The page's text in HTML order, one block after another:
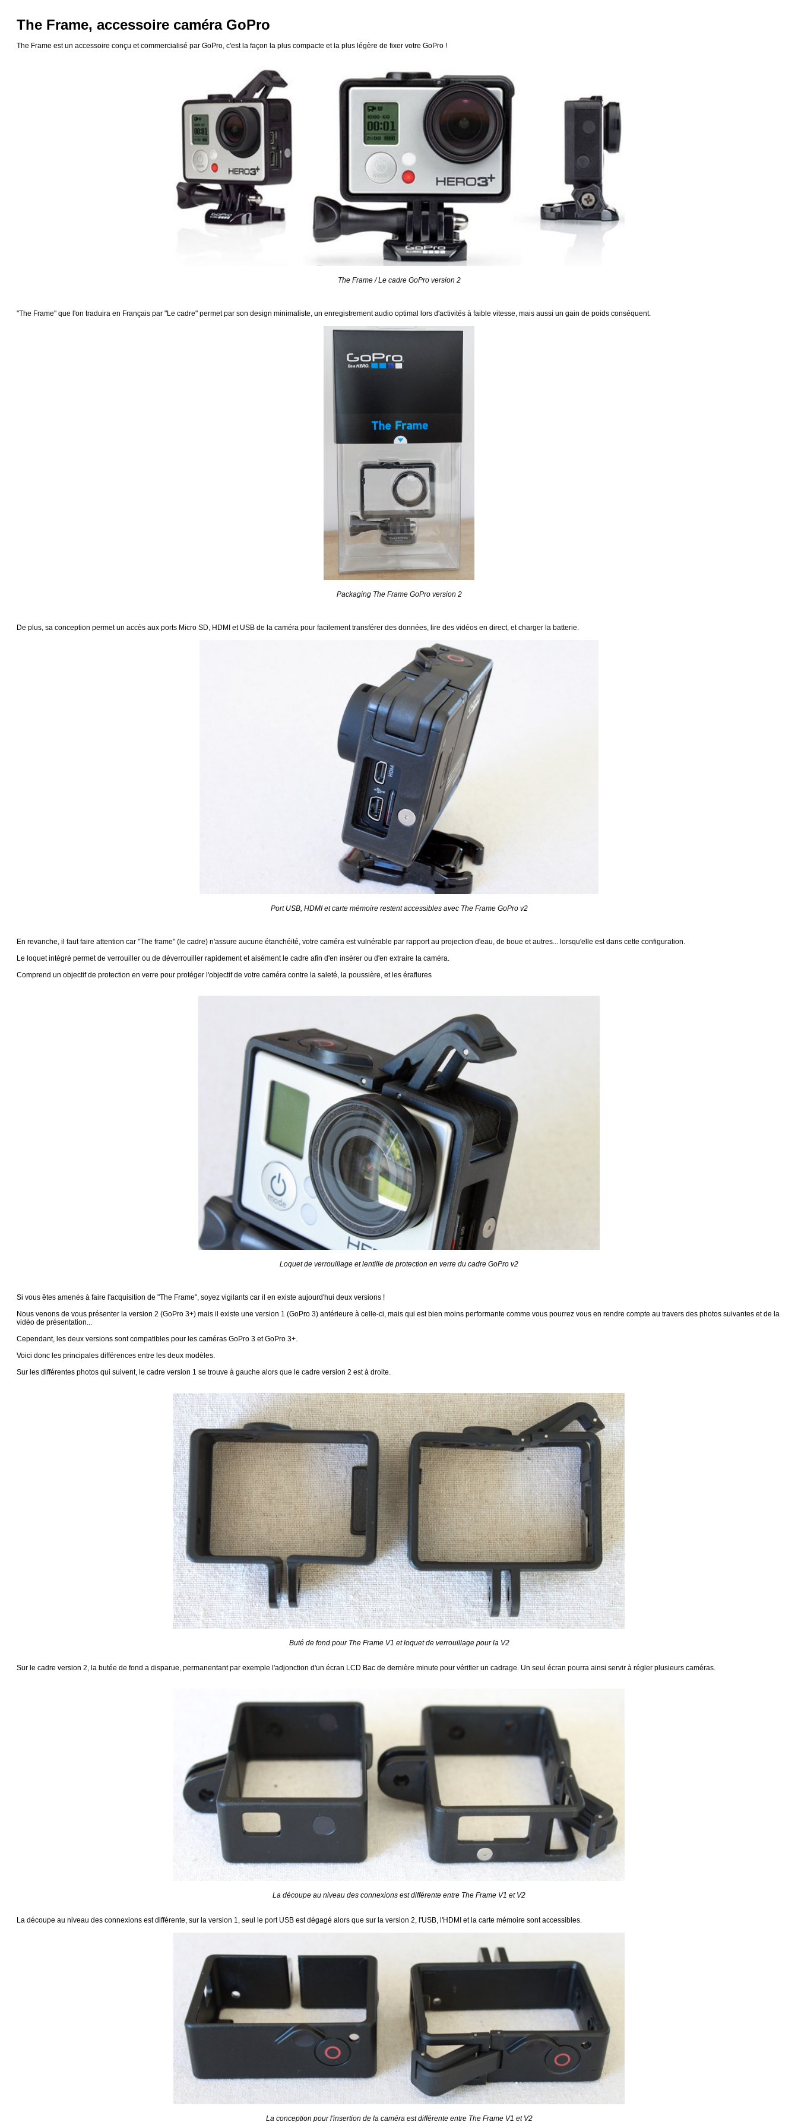
The Frame, accessoire caméra GoPro
The Frame est un accessoire conçu et commercialisé par GoPro, c'est la façon la plus compacte et la plus légère de fixer votre GoPro !
The Frame / Le cadre GoPro version 2
"The Frame" que l'on traduira en Français par "Le cadre" permet par son design minimaliste, un enregistrement audio optimal lors d'activités à faible vitesse, mais aussi un gain de poids conséquent.
Packaging The Frame GoPro version 2
De plus, sa conception permet un accès aux ports Micro SD, HDMI et USB de la caméra pour facilement transférer des données, lire des vidéos en direct, et charger la batterie.
Port USB, HDMI et carte mémoire restent accessibles avec The Frame GoPro v2
En revanche, il faut faire attention car "The frame" (le cadre) n'assure aucune étanchéité, votre caméra est vulnérable par rapport au projection d'eau, de boue et autres... lorsqu'elle est dans cette configuration.
Le loquet intégré permet de verrouiller ou de déverrouiller rapidement et aisément le cadre afin d'en insérer ou d'en extraire la caméra.
Comprend un objectif de protection en verre pour protéger l'objectif de votre caméra contre la saleté, la poussière, et les éraflures
Loquet de verrouillage et lentille de protection en verre du cadre GoPro v2
Si vous êtes amenés à faire l'acquisition de "The Frame", soyez vigilants car il en existe aujourd'hui deux versions !
Nous venons de vous présenter la version 2 (GoPro 3+) mais il existe une version 1 (GoPro 3) antérieure à celle-ci, mais qui est bien moins performante comme vous pourrez vous en rendre compte au travers des photos suivantes et de la
vidéo de présentation...
Cependant, les deux versions sont compatibles pour les caméras GoPro 3 et GoPro 3+.
Voici donc les principales différences entre les deux modèles.
Sur les différentes photos qui suivent, le cadre version 1 se trouve à gauche alors que le cadre version 2 est à droite.
Buté de fond pour The Frame V1 et loquet de verrouillage pour la V2
Sur le cadre version 2, la butée de fond a disparue, permanentant par exemple l'adjonction d'un écran LCD Bac de dernière minute pour vérifier un cadrage. Un seul écran pourra ainsi servir à régler plusieurs caméras.
La découpe au niveau des connexions est différente entre The Frame V1 et V2
La découpe au niveau des connexions est différente, sur la version 1, seul le port USB est dégagé alors que sur la version 2, l'USB, l'HDMI et la carte mémoire sont accessibles.
La conception pour l'insertion de la caméra est différente entre The Frame V1 et V2